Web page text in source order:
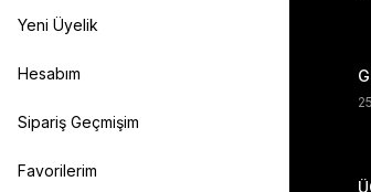
Yeni Üyelik
Hesabım
Sipariş Geçmişim
Favorilerim